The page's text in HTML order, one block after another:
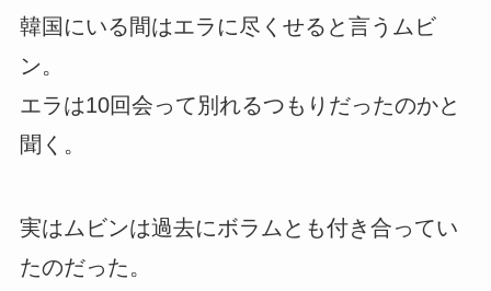
韓国にいる間はエラに尽くせると言うムビ
ン。
エラは10回会って別れるつもりだったのかと
聞く。
実はムビンは過去にボラムとも付き合ってい
たのだった。